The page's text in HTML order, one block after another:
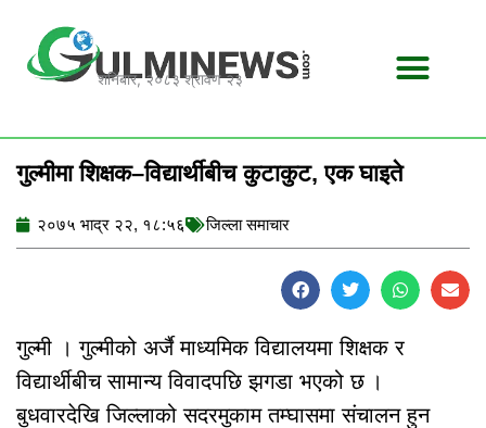
content
शनिबार, २०८३ श्रावण २३
गुल्मीमा शिक्षक–विद्यार्थीबीच कुटाकुट, एक घाइते
२०७५ भाद्र २२, १८:५६ जिल्ला समाचार
गुल्मी । गुल्मीको अर्जै माध्यमिक विद्यालयमा शिक्षक र
विद्यार्थीबीच सामान्य विवादपछि झगडा भएको छ ।
बुधवारदेखि जिल्लाको सदरमुकाम तम्घासमा संचालन हुन